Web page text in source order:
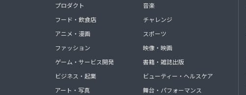
プロダクト
フード・飲食店
アニメ・漫画
ファッション
ゲーム・サービス開発
ビジネス・起業
アート・写真
音楽
チャレンジ
スポーツ
映像・映画
書籍・雑誌出版
ビューティー・ヘルスケア
舞台・パフォーマンス